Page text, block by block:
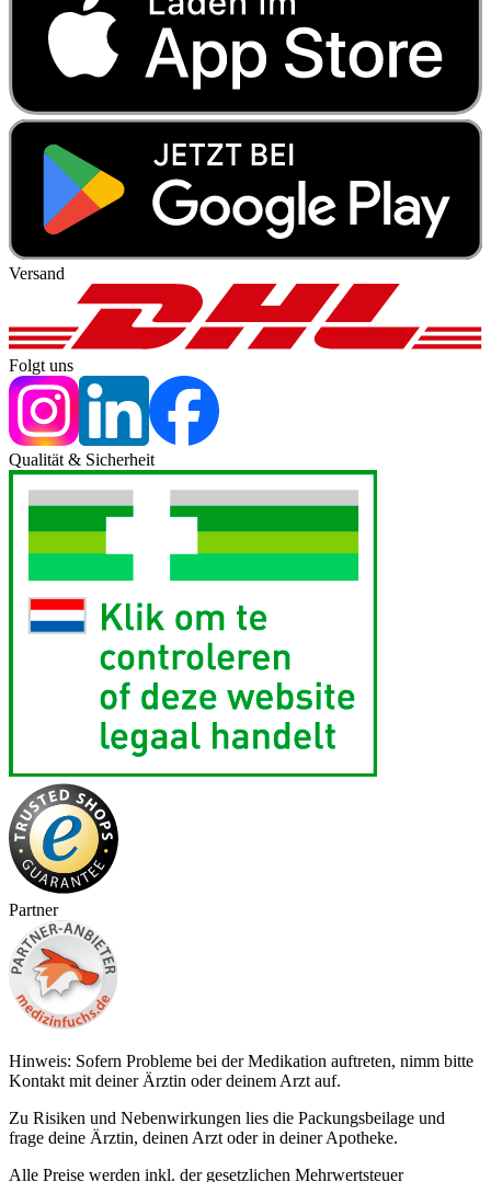
Versand
Folgt uns
Qualität & Sicherheit
Partner
Hinweis: Sofern Probleme bei der Medikation auftreten, nimm bitte
Kontakt mit deiner Ärztin oder deinem Arzt auf.
Zu Risiken und Nebenwirkungen lies die Packungsbeilage und
frage deine Ärztin, deinen Arzt oder in deiner Apotheke.
Alle Preise werden inkl. der gesetzlichen Mehrwertsteuer